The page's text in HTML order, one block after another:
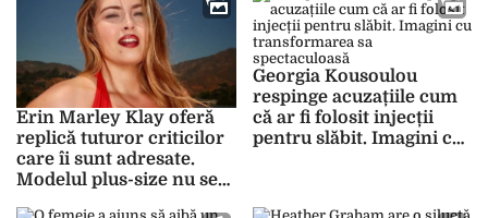
Erin Marley Klay oferă
replică tuturor criticilor
care îi sunt adresate.
Modelul plus-size nu se
Georgia Kousoulou
respinge acuzațiile cum
că ar fi folosit injecții
pentru slăbit. Imagini cu